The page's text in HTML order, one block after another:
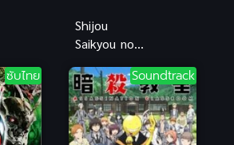
Shijou
Saikyou no
ใหม่ไม่
ธรรมดาของ
ราชาปีศาจขี้
เหงา
ซับไทย Soundtrack